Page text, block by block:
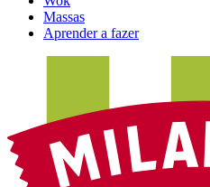
Massas
Aprender a fazer